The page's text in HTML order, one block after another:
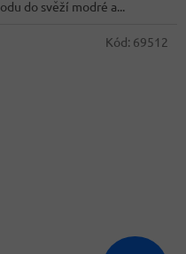
do svěží modré a...
Kód: 69512